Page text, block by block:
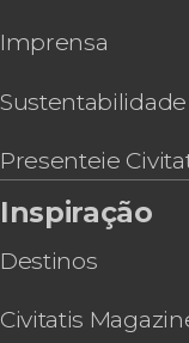
Espetáculo no
Iguaçu
Cataratas do
Tour de
Ingresso do
Imprensa
Sustentabilidade
Presenteie
Inspiração
Destinos
Civitatis